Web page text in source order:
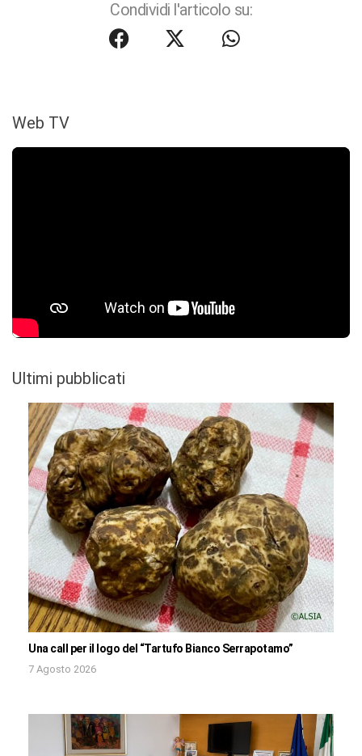
Condividi l'articolo su:
Web TV
Ultimi pubblicati
Una call per il logo del “Tartufo Bianco Serrapotamo”
7 Agosto 2026